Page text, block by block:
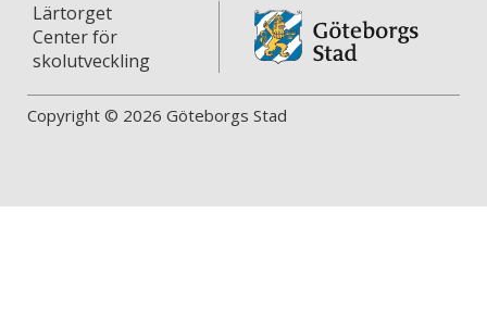
Lärtorget
Center för
skolutveckling
Copyright © 2026 Göteborgs Stad